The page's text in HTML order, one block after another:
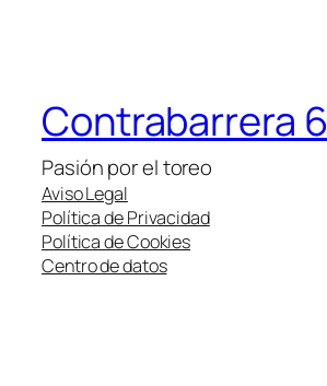
Contrabarrera 6
Pasión por el toreo
Aviso Legal
Política de Privacidad
Política de Cookies
Centro de datos